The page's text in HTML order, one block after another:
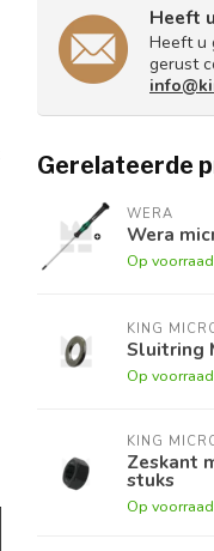
Heeft
Heeft u
gerust
Gerelateerde
WERA
Wera
Op voorraad
KING
Sluitring
Op voorraad
KING
Zeskant
stuks
Op voorraad